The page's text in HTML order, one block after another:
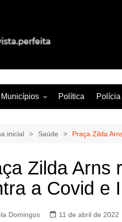
do interior de Sergipe
Municípios
Lagarto
Política Polícia
inicial Saúde Praça Zilda
Zilda Arns
a Covid e
Domingos 11 de abril de 2022